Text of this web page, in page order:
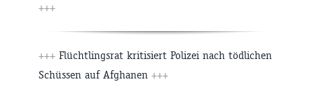
+++
+++ Flüchtlingsrat kritisiert Polizei nach tödlichen
Schüssen auf Afghanen +++